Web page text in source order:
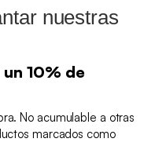
nuestras
10% de
No acumulable a otras
marcados como